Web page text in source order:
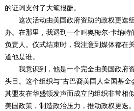
的证词支付了大笔报酬。
这次活动由美国政府资助的政权更
办。在那里，我遇到一个叫奥梅尔·卡纳特
负责人。仪式结束时，我注意到媒体都在
道他是谁。
我意识到，他是一个完全由美国政府
头目。这个组织与“古巴裔美国人全国基金
其盟友在华盛顿发声而成立的组织非常相
美国政策，制造政治压力，推动政权更迭